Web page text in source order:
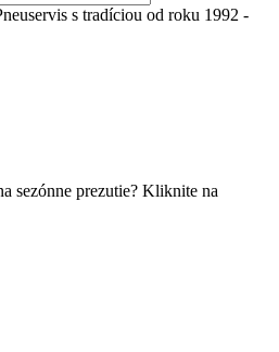
s tradíciou od roku 1992 -
sezónne prezutie? Kliknite na